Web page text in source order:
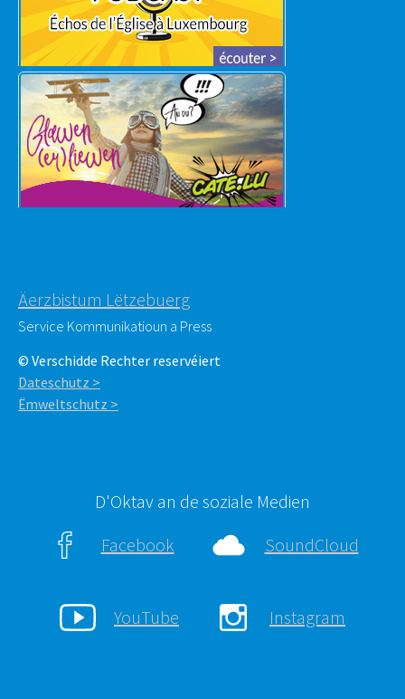
Äerzbistum Lëtzebuerg
Service Kommunikatioun a Press
© Verschidde Rechter reservéiert
Dateschutz >
Ëmweltschutz >
D'Oktav an de soziale Medien
Facebook
SoundCloud
YouTube Instagram